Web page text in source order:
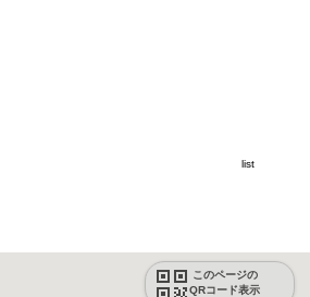
このページの
QRコード表示
list